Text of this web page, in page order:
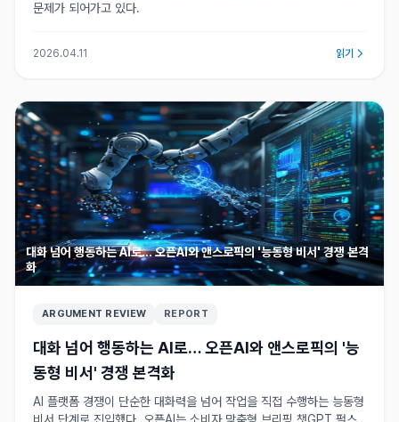
문제가 되어가고 있다.
2026.04.11 읽기
대화 넘어 행동하는 AI로… 오픈AI와 앤스로픽의 '능동형 비서' 경쟁 본격
화
ARGUMENT REVIEW REPORT
대화 넘어 행동하는 AI로… 오픈AI와 앤스로픽의 '능
동형 비서' 경쟁 본격화
AI 플랫폼 경쟁이 단순한 대화력을 넘어 작업을 직접 수행하는 능동형